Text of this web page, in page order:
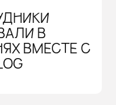
В
ВМЕСТЕ С